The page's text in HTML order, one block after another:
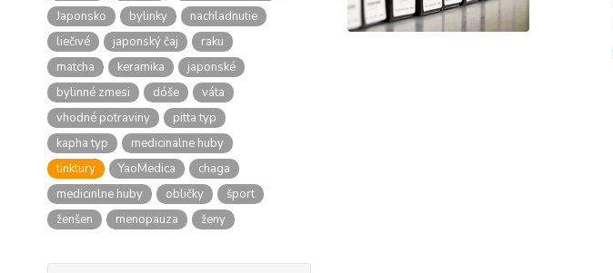
Japonsko
bylinky
nachladnutie
liečivé
japonský čaj
raku
matcha
keramika
japonské
bylinné zmesi
dóše
váta
vhodné potraviny
pitta typ
kapha typ
medicinalne huby
tinktury
YaoMedica
chaga
medicinlne huby
obličky
šport
ženšen
menopauza ženy